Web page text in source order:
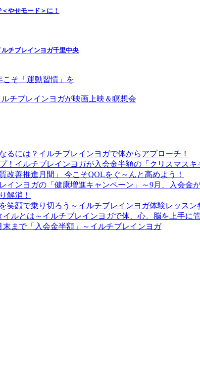
やせモード＞に！
チブレインヨガ千里中央
そ「運動習慣」を
チブレインヨガが映画上映＆瞑想会
るには？イルチブレインヨガで体からアプローチ！
イルチブレインヨガが入会金半額の「クリスマスキ
改善推進月間」 今こそQOLをぐ～んと高めよう！
インヨガの「健康増進キャンペーン」～9月、入会金
解消！
笑顔で乗り切ろう～イルチブレインヨガ体験レッスン
イルとは～イルチブレインヨガで体、心、脳を上手に
まで「入会金半額」～イルチブレインヨガ